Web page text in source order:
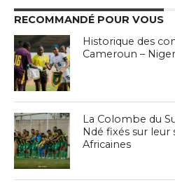
RECOMMANDÉ POUR VOUS
Historique des
Cameroun –
La Colombe du
Ndé fixés sur
Africaines